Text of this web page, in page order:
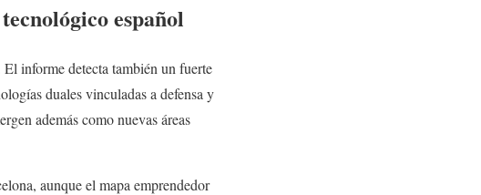
español
informe detecta también un fuerte
duales vinculadas a defensa y
además como nuevas áreas
aunque el mapa emprendedor